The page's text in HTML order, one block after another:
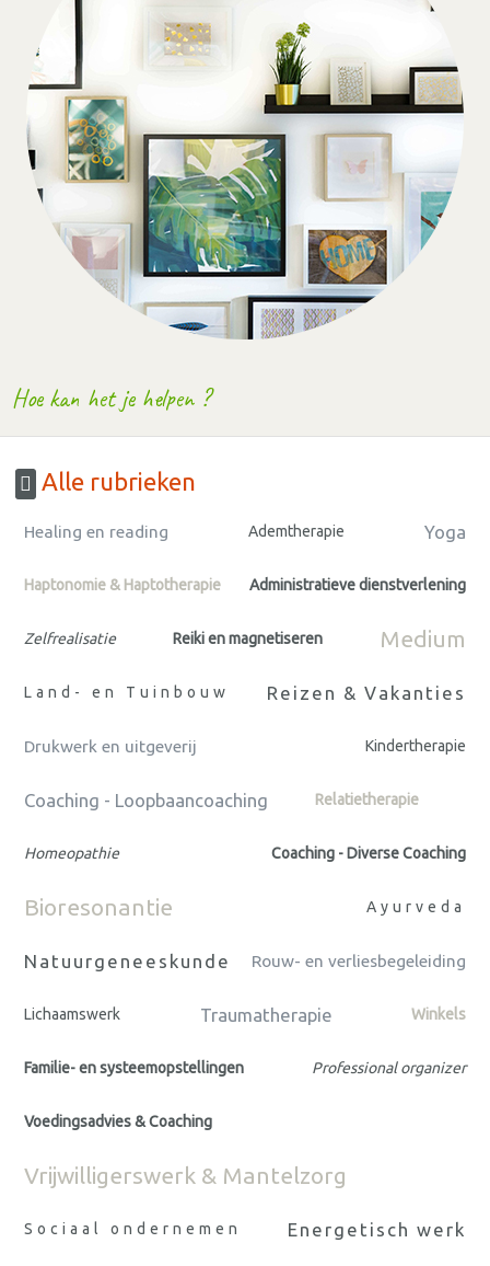
Hoe kan het je helpen ?
Alle rubrieken
Healing en reading Ademtherapie Yoga
Haptonomie & Haptotherapie Administratieve dienstverlening
Zelfrealisatie Reiki en magnetiseren Medium
Land- en Tuinbouw Reizen & Vakanties
Drukwerk en uitgeverij Kindertherapie
Coaching - Loopbaancoaching Relatietherapie
Homeopathie Coaching - Diverse Coaching
Bioresonantie Ayurveda
Natuurgeneeskunde Rouw- en verliesbegeleiding
Lichaamswerk Traumatherapie Winkels
Familie- en systeemopstellingen Professional organizer
Voedingsadvies & Coaching
Vrijwilligerswerk & Mantelzorg
Sociaal ondernemen Energetisch werk